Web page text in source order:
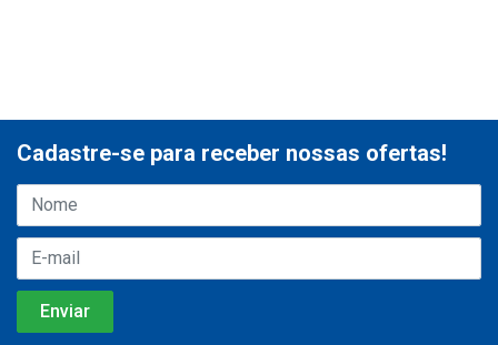
Cadastre-se para receber nossas ofertas!